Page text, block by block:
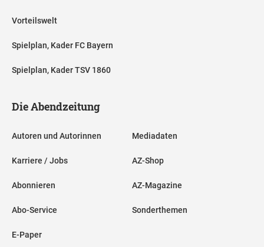
Vorteilswelt
Spielplan, Kader FC Bayern
Spielplan, Kader TSV 1860
Die Abendzeitung
Autoren und Autorinnen
Karriere / Jobs
Abonnieren
Abo-Service
E-Paper
Mediadaten
AZ-Shop
AZ-Magazine
Sonderthemen